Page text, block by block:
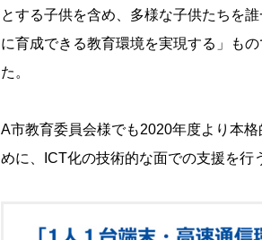
とする子供を含め、多様な子供たちを
に育成できる教育環境を実現する」も
た。
A市教育委員会様でも2020年度より本
めに、ICT化の技術的な面での支援を行